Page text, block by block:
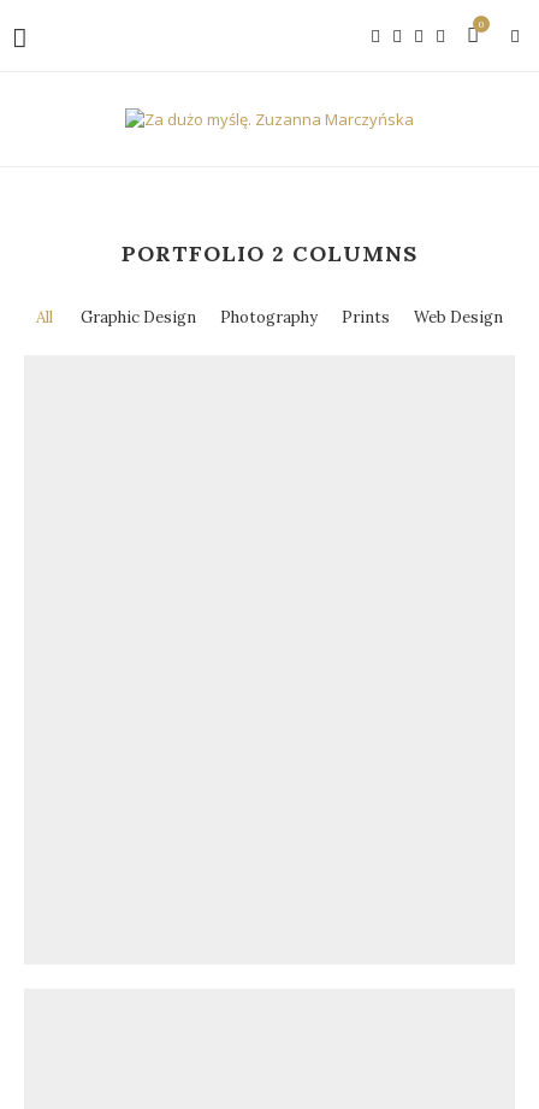
0
PORTFOLIO 2 COLUMNS
All Graphic Design Photography Prints Web Design